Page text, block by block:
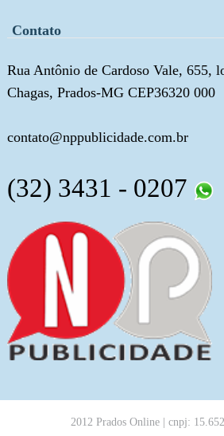
Contato
Rua Antônio de Cardoso Vale, 655,
Chagas, Prados-MG CEP36320 000
contato@nppublicidade.com.br
(32) 3431 - 0207
2012 Prados Online | cnpj: